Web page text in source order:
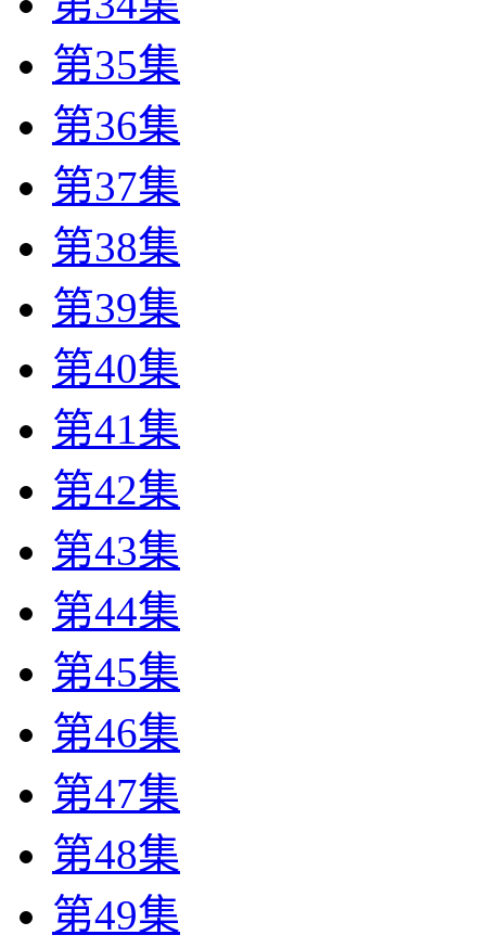
第35集
第36集
第37集
第38集
第39集
第40集
第41集
第42集
第43集
第44集
第45集
第46集
第47集
第48集
第49集